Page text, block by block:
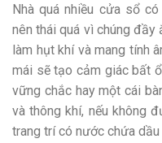
Nhà quá nhiều cửa sổ
nên thái quá vì chúng
làm hụt khí và mang tính
mái sẽ tạo cảm giác bất
vững chắc hay một cái
và thông khí, nếu không
trang trí có nước chứa